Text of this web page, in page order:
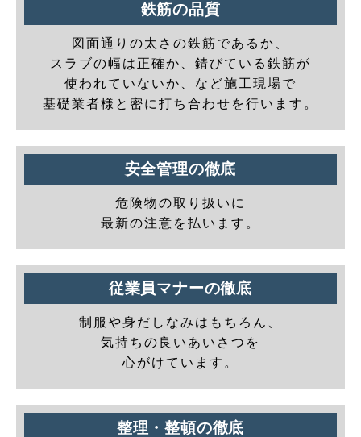
鉄筋の品質
図面通りの太さの鉄筋であるか、
スラブの幅は正確か、錆びている鉄筋が
使われていないか、など施工現場で
基礎業者様と密に打ち合わせを行います。
安全管理の徹底
危険物の取り扱いに
最新の注意を払います。
従業員マナーの徹底
制服や身だしなみはもちろん、
気持ちの良いあいさつを
心がけています。
整理・整頓の徹底